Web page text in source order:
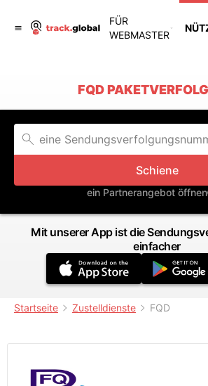
FÜR
WEBMASTER
FQD
Schiene
ein Partnerangebot öffnen
Mit unserer App ist die
einfacher
Startseite Zustelldienste FQD